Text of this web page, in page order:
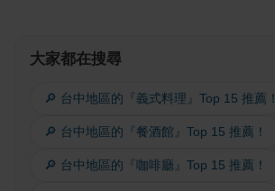
大家都在搜尋
🔎 台中地區的『義式料理』Top 15 推薦！
🔎 台中地區的『餐酒館』Top 15 推薦！
🔎 台中地區的『咖啡廳』Top 15 推薦！